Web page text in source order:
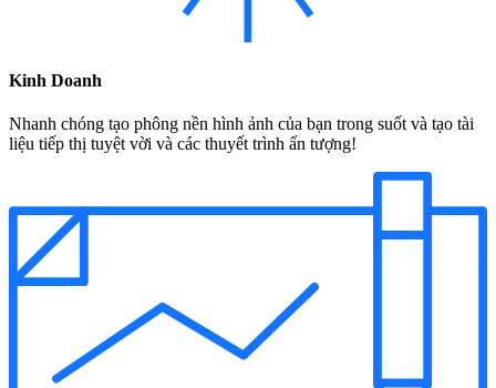
Kinh Doanh
Nhanh chóng tạo phông nền hình ảnh của bạn trong suốt và tạo tài
liệu tiếp thị tuyệt vời và các thuyết trình ấn tượng!